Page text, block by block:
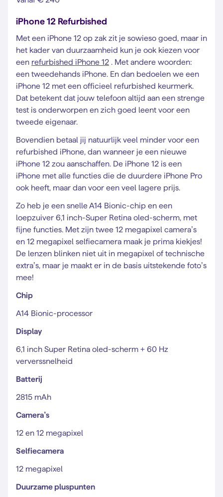
iPhone 12 Refurbished
Met een iPhone 12 op zak zit je sowieso goed, maar in
het kader van duurzaamheid kun je ook kiezen voor
een refurbished iPhone 12 . Met andere woorden:
een tweedehands iPhone. En dan bedoelen we een
iPhone 12 met een officieel refurbished keurmerk.
Dat betekent dat jouw telefoon altijd aan een strenge
test is onderworpen en zich goed leent voor een
tweede eigenaar.
Bovendien betaal jij natuurlijk veel minder voor een
refurbished iPhone, dan wanneer je een nieuwe
iPhone 12 zou aanschaffen. De iPhone 12 is een
iPhone met alle functies die de duurdere iPhone Pro
ook heeft, maar dan voor een veel lagere prijs.
Zo heb je een snelle A14 Bionic-chip en een
loepzuiver 6,1 inch-Super Retina oled-scherm, met
fijne functies. Met zijn twee 12 megapixel camera’s
en 12 megapixel selfiecamera maak je prima kiekjes!
De lenzen blinken niet uit in megapixel of technische
extra’s, maar je maakt er in de basis uitstekende foto’s
mee!
Chip
A14 Bionic-processor
Display
6,1 inch Super Retina oled-scherm + 60 Hz
ververssnelheid
Batterij
2815 mAh
Camera’s
12 en 12 megapixel
Selfiecamera
12 megapixel
Duurzame pluspunten